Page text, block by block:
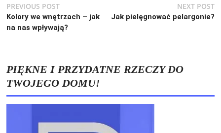
Nawigacja
wpisu
PREVIOUS POSTPrevious
post:
Kolory we wnętrzach – jak
na nas wpływają?
NEXT POST
Jak pielęgnować pelargonie?
PIĘKNE I PRZYDATNE RZECZY DO
TWOJEGO DOMU!